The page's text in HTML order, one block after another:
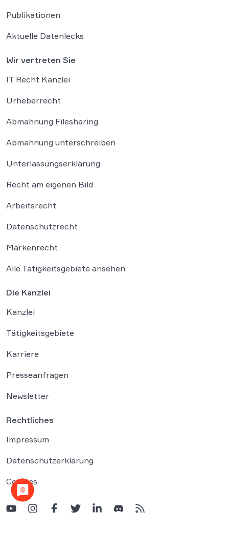
Publikationen
Aktuelle Datenlecks
Wir vertreten Sie
IT Recht Kanzlei
Urheberrecht
Abmahnung Filesharing
Abmahnung unterschreiben
Unterlassungserklärung
Recht am eigenen Bild
Arbeitsrecht
Datenschutzrecht
Markenrecht
Alle Tätigkeitsgebiete ansehen
Die Kanzlei
Kanzlei
Tätigkeitsgebiete
Karriere
Presseanfragen
Newsletter
Rechtliches
Impressum
Datenschutzerklärung
Cookies